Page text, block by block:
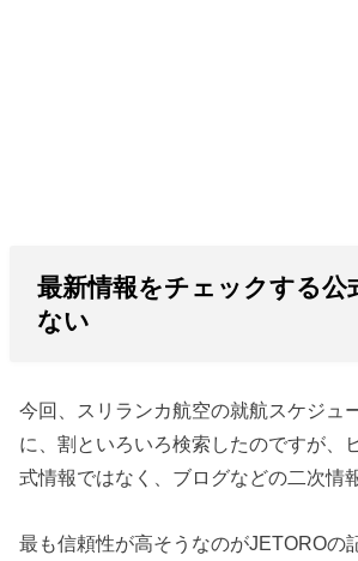
最新情報をチェックする公
ない
今回、スリランカ航空の就航スケジュ
に、割といろいろ検索したのですが、
式情報ではなく、ブログなどの二次情
最も信頼性が高そうなのがJETOROの